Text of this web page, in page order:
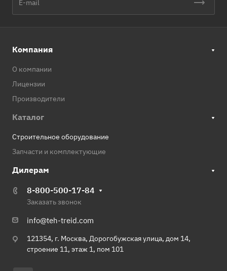
Компания
О компании
Лицензии
Производители
Каталог
Строительное оборудование
Запчасти и комплектующие
Дилерам
8-800-500-17-84
Заказать звонок
info@teh-treid.com
121354, г. Москва, Дорогобужская улица, дом 14,
строение 11, этаж 1, пом 101